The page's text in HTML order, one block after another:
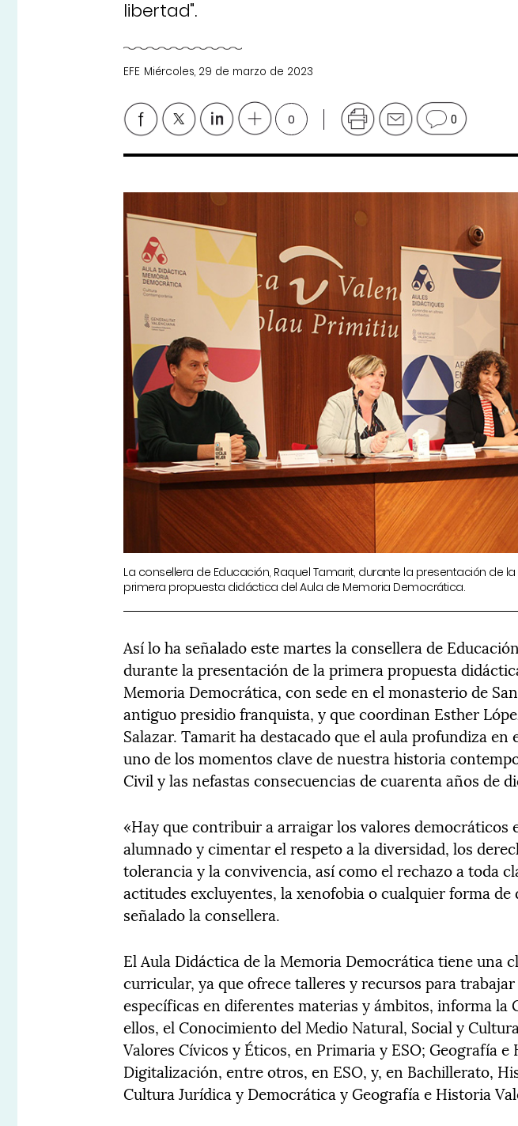
libertad".
EFE Miércoles, 29 de marzo de 2023
0 0
La consellera de Educación, Raquel Tamarit, durante la presentación de la
primera propuesta didáctica del Aula de Memoria Democrática.
Así lo ha señalado este martes la consellera de
durante la presentación de la primera propuesta
Memoria Democrática, con sede en el monasterio de
antiguo presidio franquista, y que coordinan Esther
Salazar. Tamarit ha destacado que el aula profundiza
uno de los momentos clave de nuestra historia
Civil y las nefastas consecuencias de cuarenta años de
«Hay que contribuir a arraigar los valores democráticos
alumnado y cimentar el respeto a la diversidad, los
tolerancia y la convivencia, así como el rechazo a toda
actitudes excluyentes, la xenofobia o cualquier forma
señalado la consellera.
El Aula Didáctica de la Memoria Democrática tiene una
curricular, ya que ofrece talleres y recursos para
específicas en diferentes materias y ámbitos, informa la
ellos, el Conocimiento del Medio Natural, Social y
Valores Cívicos y Éticos, en Primaria y ESO; Geografía e
Digitalización, entre otros, en ESO, y, en Bachillerato,
Cultura Jurídica y Democrática y Geografía e Historia